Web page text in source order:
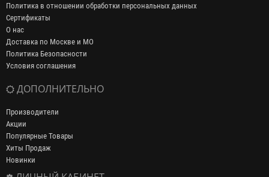
Политика в отношении обработки персональных данных
Сертификаты
О нас
Доставка по Москве и МО
Политика Безопасности
Условия соглашения
ДОПОЛНИТЕЛЬНО
Производители
Акции
Популярные Товары
Хиты Продаж
Новинки